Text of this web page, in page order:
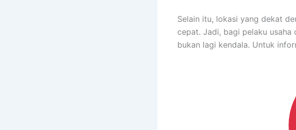
Selain itu, lokasi yang dekat
cepat. Jadi, bagi pelaku
bukan lagi kendala. Untuk